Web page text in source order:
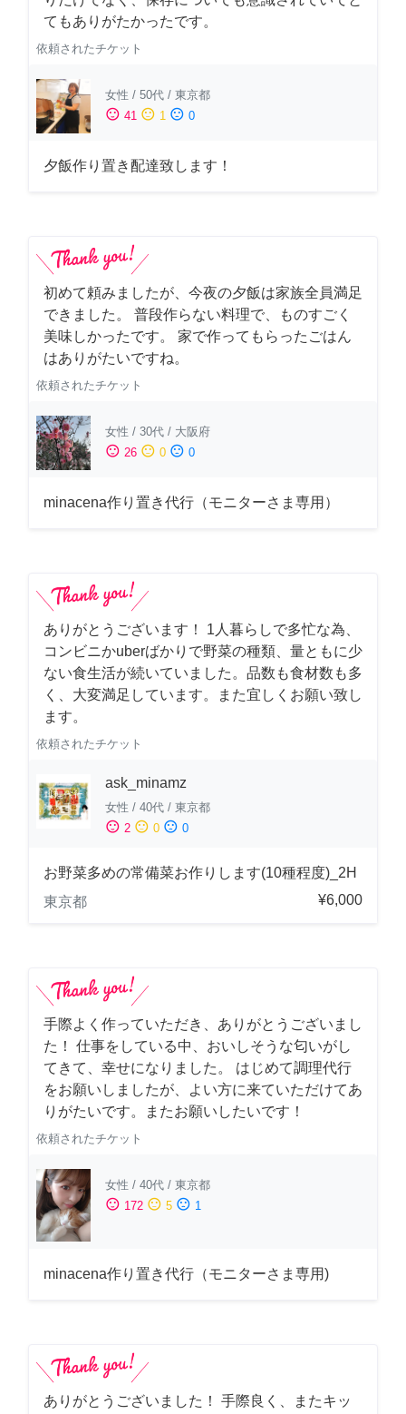
てもありがたかったです。
依頼されたチケット
女性 / 50代 / 東京都
sentiment_satisfied 41 sentiment_neutral 1 sentiment_dissatisfied 0
夕飯作り置き配達致します！
初めて頼みましたが、今夜の夕飯は家族全員満足
できました。 普段作らない料理で、ものすごく
美味しかったです。 家で作ってもらったごはん
はありがたいですね。
依頼されたチケット
女性 / 30代 / 大阪府
sentiment_satisfied 26 sentiment_neutral 0 sentiment_dissatisfied 0
minacena作り置き代行（モニターさま専用）
ありがとうございます！ 1人暮らしで多忙な為、
コンビニかuberばかりで野菜の種類、量ともに少
ない食生活が続いていました。品数も食材数も多
く、大変満足しています。また宜しくお願い致し
ます。
依頼されたチケット
ask_minamz
女性 / 40代 / 東京都
sentiment_satisfied 2 sentiment_neutral 0 sentiment_dissatisfied 0
お野菜多めの常備菜お作りします(10種程度)_2H
東京都
¥6,000
手際よく作っていただき、ありがとうございまし
た！ 仕事をしている中、おいしそうな匂いがし
てきて、幸せになりました。 はじめて調理代行
をお願いしましたが、よい方に来ていただけてあ
りがたいです。またお願いしたいです！
依頼されたチケット
女性 / 40代 / 東京都
sentiment_satisfied 172 sentiment_neutral 5 sentiment_dissatisfied 1
minacena作り置き代行（モニターさま専用)
ありがとうございました！ 手際良く、またキッ